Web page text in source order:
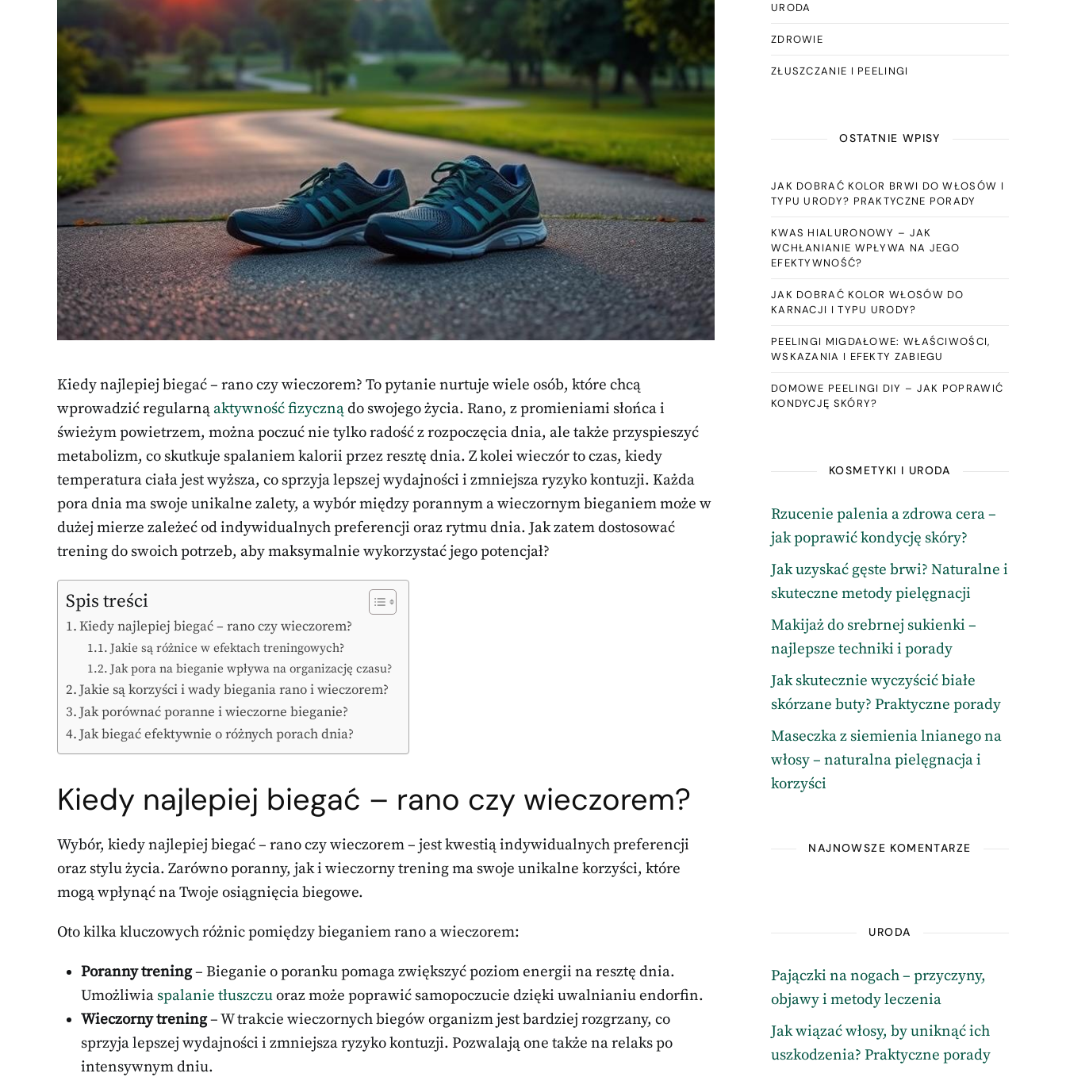
Kiedy najlepiej biegać – rano czy wieczorem? To pytanie nurtuje wiele osób, które chcą
wprowadzić regularną aktywność fizycznądo swojego życia. Rano, z promieniami słońca i
świeżym powietrzem, można poczuć nie tylko radość z rozpoczęcia dnia, ale także przyspieszyć
metabolizm, co skutkuje spalaniem kalorii przez resztę dnia. Z kolei wieczór to czas, kiedy
temperatura ciała jest wyższa, co sprzyja lepszej wydajności i zmniejsza ryzyko kontuzji. Każda
pora dnia ma swoje unikalne zalety, a wybór między porannym a wieczornym bieganiem może w
dużej mierze zależeć od indywidualnych preferencji oraz rytmu dnia. Jak zatem dostosować
trening do swoich potrzeb, aby maksymalnie wykorzystać jego potencjał?
Spis treści
Kiedy najlepiej biegać – rano czy wieczorem?
Jakie są różnice w efektach treningowych?
Jak pora na bieganie wpływa na organizację czasu?
Jakie są korzyści i wady biegania rano i wieczorem?
Jak porównać poranne i wieczorne bieganie?
Jak biegać efektywnie o różnych porach dnia?
Kiedy najlepiej biegać – rano czy wieczorem?
Wybór, kiedy najlepiej biegać – rano czy wieczorem – jest kwestią indywidualnych preferencji
oraz stylu życia. Zarówno poranny, jak i wieczorny trening ma swoje unikalne korzyści, które
mogą wpłynąć na Twoje osiągnięcia biegowe.
Oto kilka kluczowych różnic pomiędzy bieganiem rano a wieczorem:
Poranny trening– Bieganie o poranku pomaga zwiększyć poziom energii na resztę dnia.
Umożliwia spalanie tłuszczuoraz może poprawić samopoczucie dzięki uwalnianiu endorfin.
Wieczorny trening– W trakcie wieczornych biegów organizm jest bardziej rozgrzany, co
sprzyja lepszej wydajności i zmniejsza ryzyko kontuzji. Pozwalają one także na relaks po
intensywnym dniu.
URODA
ZDROWIE
ZŁUSZCZANIE I PEELINGI
OSTATNIE WPISY
JAK DOBRAĆ KOLOR BRWI DO WŁOSÓW I
TYPU URODY? PRAKTYCZNE PORADY
KWAS HIALURONOWY – JAK
WCHŁANIANIE WPŁYWA NA JEGO
EFEKTYWNOŚĆ?
JAK DOBRAĆ KOLOR WŁOSÓW DO
KARNACJI I TYPU URODY?
PEELINGI MIGDAŁOWE: WŁAŚCIWOŚCI,
WSKAZANIA I EFEKTY ZABIEGU
DOMOWE PEELINGI DIY – JAK POPRAWIĆ
KONDYCJĘ SKÓRY?
KOSMETYKI I URODA
Rzucenie palenia a zdrowa cera –
jak poprawić kondycję skóry?
Jak uzyskać gęste brwi? Naturalne i
skuteczne metody pielęgnacji
Makijaż do srebrnej sukienki –
najlepsze techniki i porady
Jak skutecznie wyczyścić białe
skórzane buty? Praktyczne porady
Maseczka z siemienia lnianego na
włosy – naturalna pielęgnacja i
korzyści
NAJNOWSZE KOMENTARZE
URODA
Pajączki na nogach – przyczyny,
objawy i metody leczenia
Jak wiązać włosy, by uniknąć ich
uszkodzenia? Praktyczne porady